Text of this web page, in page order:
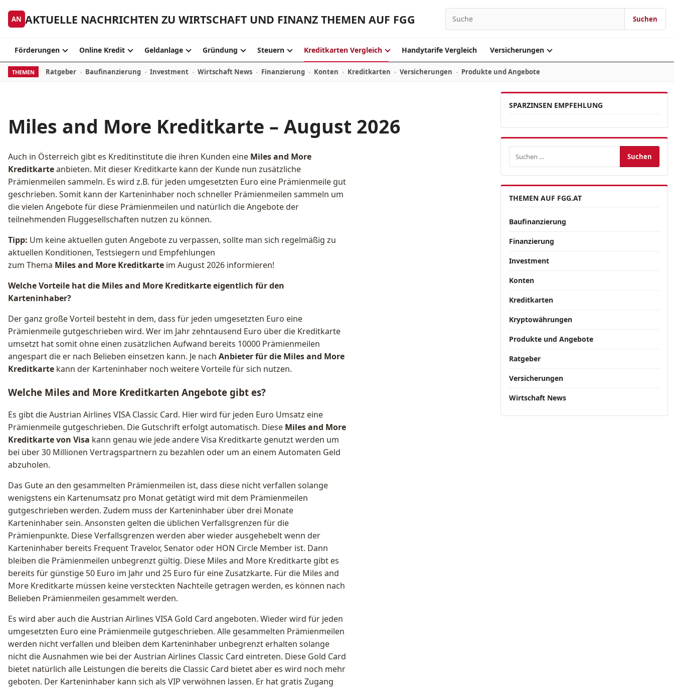
AN AKTUELLE NACHRICHTEN ZU WIRTSCHAFT UND FINANZ THEMEN AUF FGG Suchen nach: Suchen
Förderungen Online Kredit Geldanlage Gründung Steuern Kreditkarten Vergleich Handytarife Vergleich Versicherungen
THEMEN Ratgeber Baufinanzierung Investment Wirtschaft News Finanzierung Konten Kreditkarten Versicherungen Produkte und Angebote
Miles and More Kreditkarte – August 2026
Auch in Österreich gibt es Kreditinstitute die ihren Kunden eine Miles and More
Kreditkarteanbieten. Mit dieser Kreditkarte kann der Kunde nun zusätzliche
Prämienmeilen sammeln. Es wird z.B. für jeden umgesetzten Euro eine Prämienmeile gut
geschrieben. Somit kann der Karteninhaber noch schneller Prämienmeilen sammeln um
die vielen Angebote für diese Prämienmeilen und natürlich die Angebote der
teilnehmenden Fluggesellschaften nutzen zu können.
Tipp: Um keine aktuellen guten Angebote zu verpassen, sollte man sich regelmäßig zu
aktuellen Konditionen, Testsiegern und Empfehlungen
zum Thema Miles and More Kreditkarte im August 2026 informieren!
Welche Vorteile hat die Miles and More Kreditkarte eigentlich für den
Karteninhaber?
Der ganz große Vorteil besteht in dem, dass für jeden umgesetzten Euro eine
Prämienmeile gutgeschrieben wird. Wer im Jahr zehntausend Euro über die Kreditkarte
umsetzt hat somit ohne einen zusätzlichen Aufwand bereits 10000 Prämienmeilen
angespart die er nach Belieben einsetzen kann. Je nach Anbieter für die Miles and More
Kreditkarte kann der Karteninhaber noch weitere Vorteile für sich nutzen.
Welche Miles and More Kreditkarten Angebote gibt es?
Es gibt die Austrian Airlines VISA Classic Card. Hier wird für jeden Euro Umsatz eine
Prämienmeile gutgeschrieben. Die Gutschrift erfolgt automatisch. Diese Miles and More
Kreditkarte von Visa kann genau wie jede andere Visa Kreditkarte genutzt werden um
bei über 30 Millionen Vertragspartnern zu bezahlen oder um an einem Automaten Geld
abzuholen.
Das Gute an den gesammelten Prämienmeilen ist, dass diese nicht verfallen solange
wenigstens ein Kartenumsatz pro Monat getätigt wird mit dem Prämienmeilen
gutgeschrieben werden. Zudem muss der Karteninhaber über drei Monate
Karteninhaber sein. Ansonsten gelten die üblichen Verfallsgrenzen für die
Prämienpunkte. Diese Verfallsgrenzen werden aber wieder ausgehebelt wenn der
Karteninhaber bereits Frequent Travelor, Senator oder HON Circle Member ist. Dann
bleiben die Prämienmeilen unbegrenzt gültig. Diese Miles and More Kreditkarte gibt es
bereits für günstige 50 Euro im Jahr und 25 Euro für eine Zusatzkarte. Für die Miles and
More Kreditkarte müssen keine versteckten Nachteile getragen werden, es können nach
Belieben Prämienmeilen gesammelt werden.
Es wird aber auch die Austrian Airlines VISA Gold Card angeboten. Wieder wird für jeden
umgesetzten Euro eine Prämienmeile gutgeschrieben. Alle gesammelten Prämienmeilen
werden nicht verfallen und bleiben dem Karteninhaber unbegrenzt erhalten solange
nicht die Ausnahmen wie bei der Austrian Airlines Classic Card eintreten. Diese Gold Card
bietet natürlich alle Leistungen die bereits die Classic Card bietet aber es wird noch mehr
geboten. Der Karteninhaber kann sich als VIP verwöhnen lassen. Er hat gratis Zugang
SPARZINSEN EMPFEHLUNG
Suchen nach:
THEMEN AUF FGG.AT
Baufinanzierung
Finanzierung
Investment
Konten
Kreditkarten
Kryptowährungen
Produkte und Angebote
Ratgeber
Versicherungen
Wirtschaft News